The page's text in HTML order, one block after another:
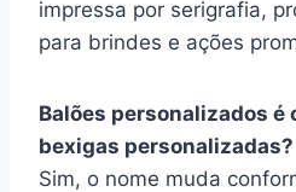
impressa por serigrafia,
para brindes e ações
Balões personalizados é
bexigas personalizadas?
Sim, o nome muda